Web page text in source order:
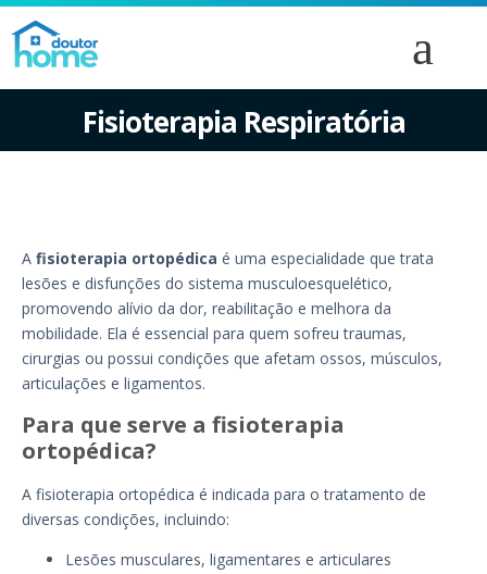
Fisioterapia Respiratória
A fisioterapia ortopédica é uma especialidade que trata
lesões e disfunções do sistema musculoesquelético,
promovendo alívio da dor, reabilitação e melhora da
mobilidade. Ela é essencial para quem sofreu traumas,
cirurgias ou possui condições que afetam ossos, músculos,
articulações e ligamentos.
Para que serve a fisioterapia
ortopédica?
A fisioterapia ortopédica é indicada para o tratamento de
diversas condições, incluindo:
Lesões musculares, ligamentares e articulares